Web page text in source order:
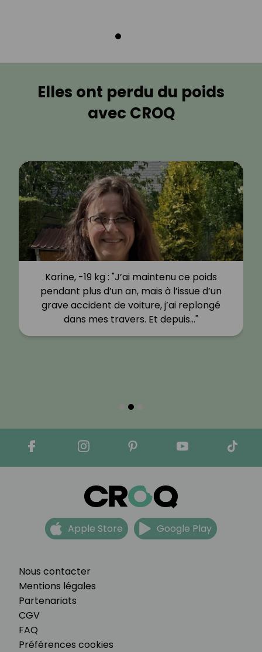
Elles ont perdu du poids
avec CROQ
Karine, -19 kg : "J’ai maintenu ce poids
pendant plus d’un an, mais à l’issue d’un
grave accident de voiture, j’ai replongé
dans mes travers. Et depuis…"
Nous contacter
Mentions légales
Partenariats
CGV
FAQ
Préférences cookies
Apple Store Google Play